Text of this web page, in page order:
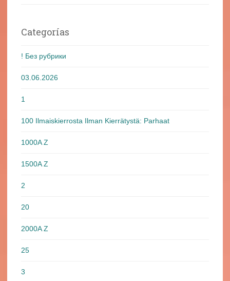
Categorías
! Без рубрики
03.06.2026
1
100 Ilmaiskierrosta Ilman Kierrätystä: Parhaat
1000A Z
1500A Z
2
20
2000A Z
25
3